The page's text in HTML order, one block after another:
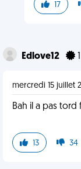
17
Edlove12
mercredi 15 juillet
Bah il a pas
13 34